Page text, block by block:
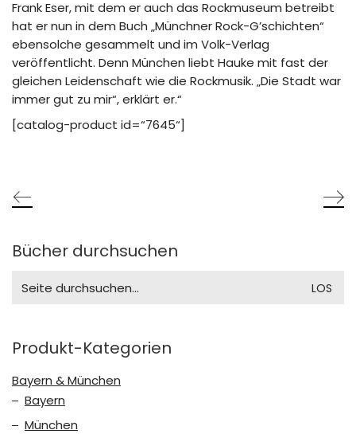
Frank Eser, mit dem er auch das Rockmuseum betreibt
hat er nun in dem Buch „Münchner Rock-G’schichten“
ebensolche gesammelt und im Volk-Verlag
veröffentlicht. Denn München liebt Hauke mit fast der
gleichen Leidenschaft wie die Rockmusik. „Die Stadt war
immer gut zu mir“, erklärt er.“
[catalog-product id=“7645“]
Bücher durchsuchen
for:
Produkt-Kategorien
Bayern & München
Bayern
München